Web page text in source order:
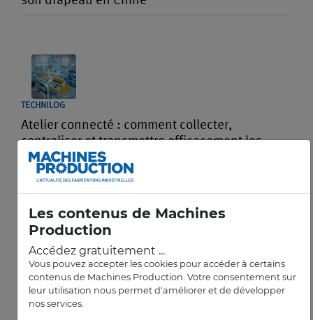
Les contenus de Machines
Production
Accédez gratuitement ...
Vous pouvez accepter les cookies pour accéder à certains
contenus de Machines Production. Votre consentement sur
leur utilisation nous permet d'améliorer et de développer
nos services.
TECHNILOG
Atelier connecté : comment collecter,
centraliser et transmettre efficacement les
données
AIRBUS HELICOPTERS
Des réservistes d’Airbus défileront le 14-
Juillet à Paris